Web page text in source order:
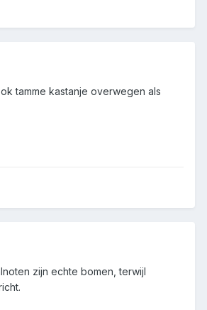
tamme kastanje overwegen als
zijn echte bomen, terwijl